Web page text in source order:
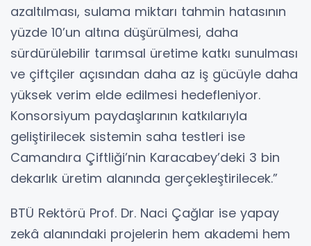
azaltılması, sulama miktarı tahmin hatasının
yüzde 10’un altına düşürülmesi, daha
sürdürülebilir tarımsal üretime katkı sunulması
ve çiftçiler açısından daha az iş gücüyle daha
yüksek verim elde edilmesi hedefleniyor.
Konsorsiyum paydaşlarının katkılarıyla
geliştirilecek sistemin saha testleri ise
Camandıra Çiftliği’nin Karacabey’deki 3 bin
dekarlık üretim alanında gerçekleştirilecek.”
BTÜ Rektörü Prof. Dr. Naci Çağlar ise yapay
zekâ alanındaki projelerin hem akademi hem